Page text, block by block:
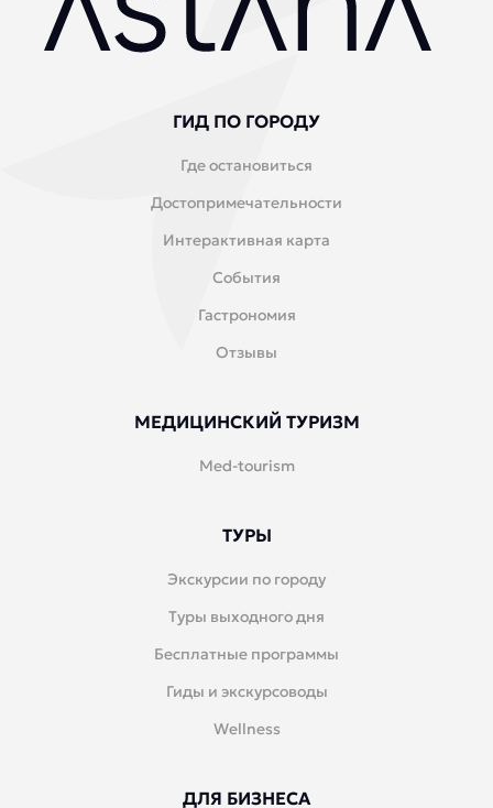
ГИД ПО ГОРОДУ
Где остановиться
Достопримечательности
Интерактивная карта
События
Гастрономия
Отзывы
МЕДИЦИНСКИЙ ТУРИЗМ
Med-tourism
ТУРЫ
Экскурсии по городу
Туры выходного дня
Бесплатные программы
Гиды и экскурсоводы
Wellness
ДЛЯ БИЗНЕСА